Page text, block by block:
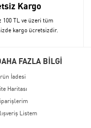
Kargo
100 TL ve üzeri tüm
kargo ücretsizdir.
FAZLA BİLGİ
İadesi
Haritası
Listem